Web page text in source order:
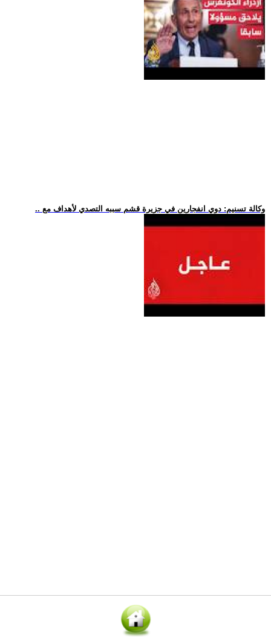
.. وكالة تسنيم: دوي انفجارين في جزيرة قشم سببه التصدي لأهداف مع